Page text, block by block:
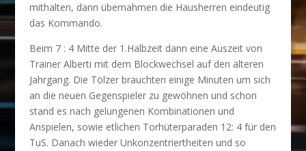
mithalten, dann übernahmen die Hausherren eindeutig
das Kommando.
Beim 7 : 4 Mitte der 1.Halbzeit dann eine Auszeit von
Trainer Alberti mit dem Blockwechsel auf den älteren
Jahrgang. Die Tölzer brauchten einige Minuten um sich
an die neuen Gegenspieler zu gewöhnen und schon
stand es nach gelungenen Kombinationen und
Anspielen, sowie etlichen Torhüterparaden 12: 4 für den
TuS. Danach wieder Unkonzentriertheiten und so